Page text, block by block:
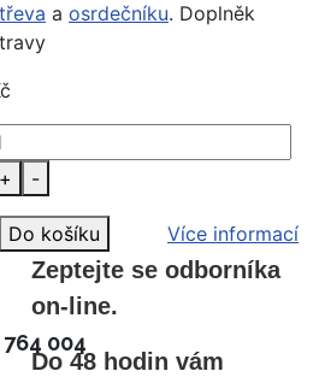
a osrdečníku. Doplněk
+ -
Do košíku Více informací
764 004
Zeptejte se odborníka
on-line.
Do 48 hodin vám